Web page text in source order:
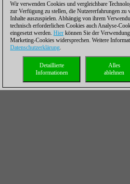
Wir verwenden Cookies und vergleichbare
zur Verfügung zu stellen, die Nutzererfahrungen zu
Inhalte auszuspielen. Abhängig von ihrem
technisch erforderlichen Cookies auch Analyse-
eingesetzt werden. Hier können Sie der
Marketing-Cookies widersprechen. Weitere
Datenschutzerklärung.
Alles
ablehnen
Detaillierte
Informationen